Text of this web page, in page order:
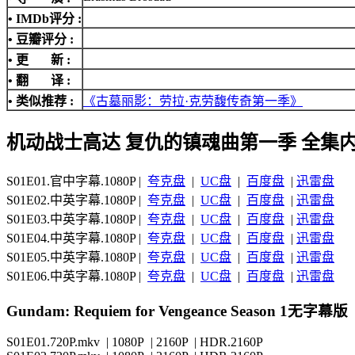
• IMDb评分 :
• 豆瓣评分 :
• 更 新 :
• 翻 译 :
• 类似推荐 :
《古墓丽影：劳拉·克劳馥传奇第一季》
机动战士高达 复仇的镇魂曲第一季 全集
S01E01.官中字幕.1080P | 夸克盘 | UC盘 | 百度盘 | 迅雷盘
S01E02.中英字幕.1080P | 夸克盘 | UC盘 | 百度盘 | 迅雷盘
S01E03.中英字幕.1080P | 夸克盘 | UC盘 | 百度盘 | 迅雷盘
S01E04.中英字幕.1080P | 夸克盘 | UC盘 | 百度盘 | 迅雷盘
S01E05.中英字幕.1080P | 夸克盘 | UC盘 | 百度盘 | 迅雷盘
S01E06.中英字幕.1080P | 夸克盘 | UC盘 | 百度盘 | 迅雷盘
Gundam: Requiem for Vengeance Season 1无字幕版
S01E01.720P.mkv | 1080P | 2160P | HDR.2160P